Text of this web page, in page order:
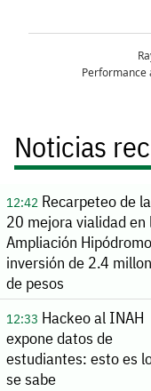
Noticias
12:42Recarpeteo de
20 mejora vialidad en
Ampliación
inversión de 2.4
de pesos
12:33 Hackeo al INAH
expone datos de
estudiantes: esto es
se sabe